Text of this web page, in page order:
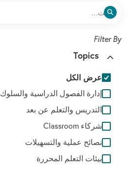
Topics
عرض الكل
إدارة الفصول الدراسية والسلوك
التدريس والتعلم عن بعد
شركاء Classroom
نصائح عملية والتسهيلات
بيئات التعلم المحررة